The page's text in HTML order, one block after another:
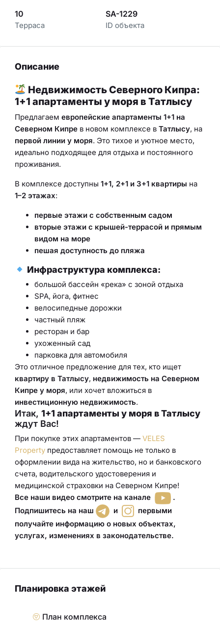
10
Терраса
SA-1229
ID объекта
Описание
Недвижимость Северного Кипра:
1+1 апартаменты у моря в Татлысу
Предлагаем европейские апартаменты 1+1 на
Северном Кипре в новом комплексе в Татлысу, на
первой линии у моря. Это тихое и уютное место,
идеально подходящее для отдыха и постоянного
проживания.
В комплексе доступны 1+1, 2+1 и 3+1 квартиры на
1–2 этажах:
первые этажи с собственным садом
вторые этажи с крышей-террасой и прямым
видом на море
пешая доступность до пляжа
Инфраструктура комплекса:
большой бассейн «река» с зоной отдыха
SPA, йога, фитнес
велосипедные дорожки
частный пляж
ресторан и бар
ухоженный сад
парковка для автомобиля
Это отличное предложение для тех, кто ищет
квартиру в Татлысу, недвижимость на Северном
Кипре у моря, или хочет вложиться в
инвестиционную недвижимость.
Итак, 1+1 апартаменты у моря в Татлысу
ждут Вас!
При покупке этих апартаментов — VELES
Property предоставляет помощь не только в
оформлении вида на жительство, но и банковского
счета, водительского удостоверения и
медицинской страховки на Северном Кипре!
Все наши видео смотрите на канале
.
Подпишитесь на наш
и
первыми
получайте информацию о новых объектах,
услугах, изменениях в законодательстве.
Планировка этажей
План комплекса